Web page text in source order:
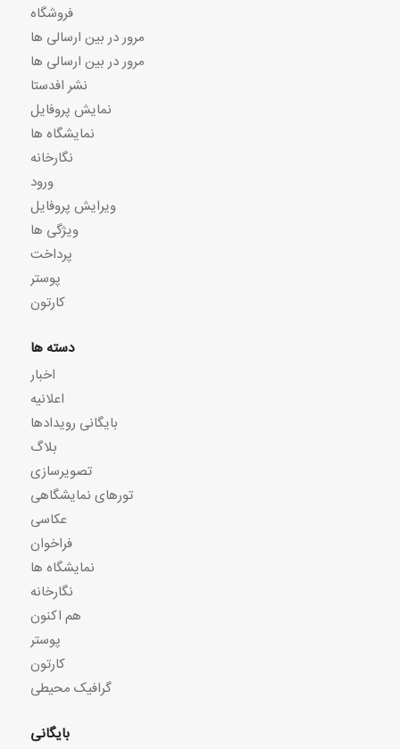
فروشگاه
مرور در بین ارسالی ها
مرور در بین ارسالی ها
نشر افدستا
نمایش پروفایل
نمایشگاه ها
نگارخانه
ورود
ویرایش پروفایل
ویژگی ها
پرداخت
پوستر
کارتون
دسته ها
اخبار
اعلانیه
بایگانی رویدادها
بلاگ
تصویرسازی
تورهای نمایشگاهی
عکاسی
فراخوان
نمایشگاه ها
نگارخانه
هم اکنون
پوستر
کارتون
گرافیک محیطی
بایگانی